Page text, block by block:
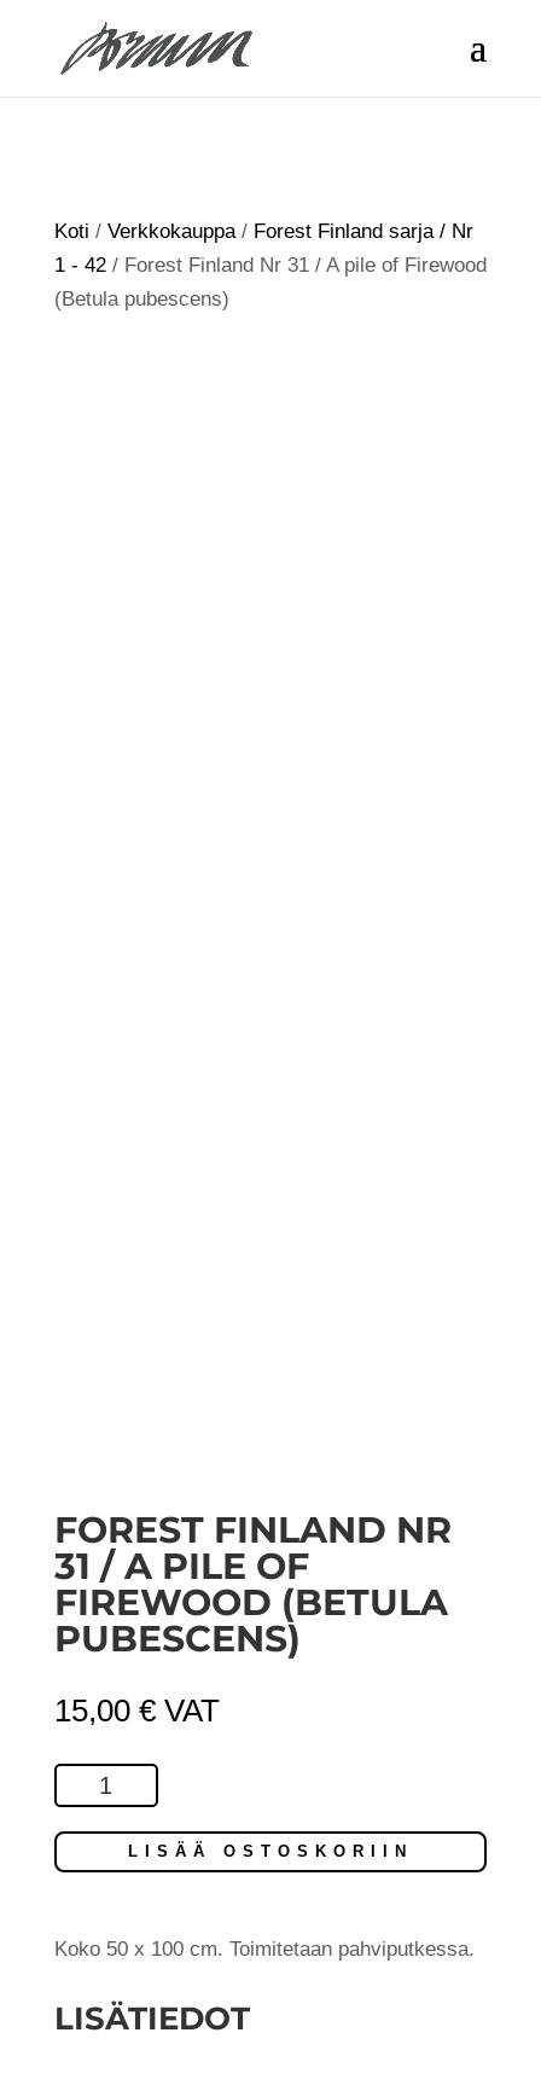
Koti / Verkkokauppa/ Forest Finland sarja / Nr
1 - 42/ Forest Finland Nr 31 / A pile of Firewood
(Betula pubescens)
FOREST FINLAND NR
31 / A PILE OF
FIREWOOD (BETULA
PUBESCENS)
15,00 € VAT
Forest
Finland
Nr
31
A
of
LISÄÄ OSTOSKORIIN
Koko 50 x 100 cm. Toimitetaan pahviputkessa.
LISÄTIEDOT